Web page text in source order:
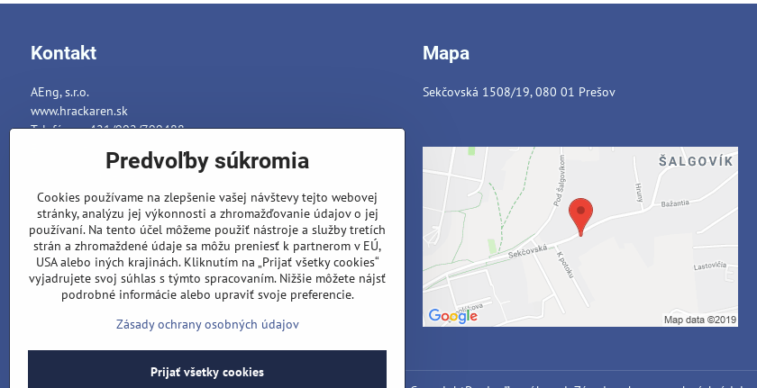
Kontakt
AEng, s.r.o.
www.hrackaren.sk
Telefón: ++421/902/799488
info@hrackaren.sk
Ochrana osobných údajov
Reklamačný poriadok
Formuláre
Mapa
Sekčovská 1508/19, 080 01 Prešov
Predvoľby súkromia
Cookies používame na zlepšenie vašej návštevy tejto webovej
stránky, analýzu jej výkonnosti a zhromažďovanie údajov o jej
používaní. Na tento účel môžeme použiť nástroje a služby tretích
strán a zhromaždené údaje sa môžu preniesť k partnerom v EÚ,
USA alebo iných krajinách. Kliknutím na „Prijať všetky cookies“
vyjadrujete svoj súhlas s týmto spracovaním. Nižšie môžete nájsť
podrobné informácie alebo upraviť svoje preferencie.
Zásady ochrany osobných údajov
Prijať všetky cookies